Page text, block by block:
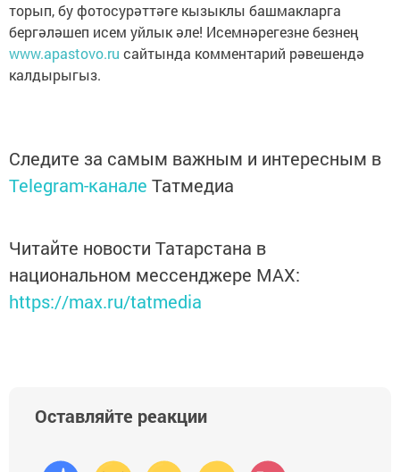
торып, бу фотосурәттәге кызыклы башмакларга
бергәләшеп исем уйлык әле! Исемнәрегезне безнең
www.apastovo.ru сайтында комментарий рәвешендә
калдырыгыз.
Следите за самым важным и интересным в
Telegram-канале Татмедиа
Читайте новости Татарстана в
национальном мессенджере MАХ:
https://max.ru/tatmedia
Оставляйте реакции